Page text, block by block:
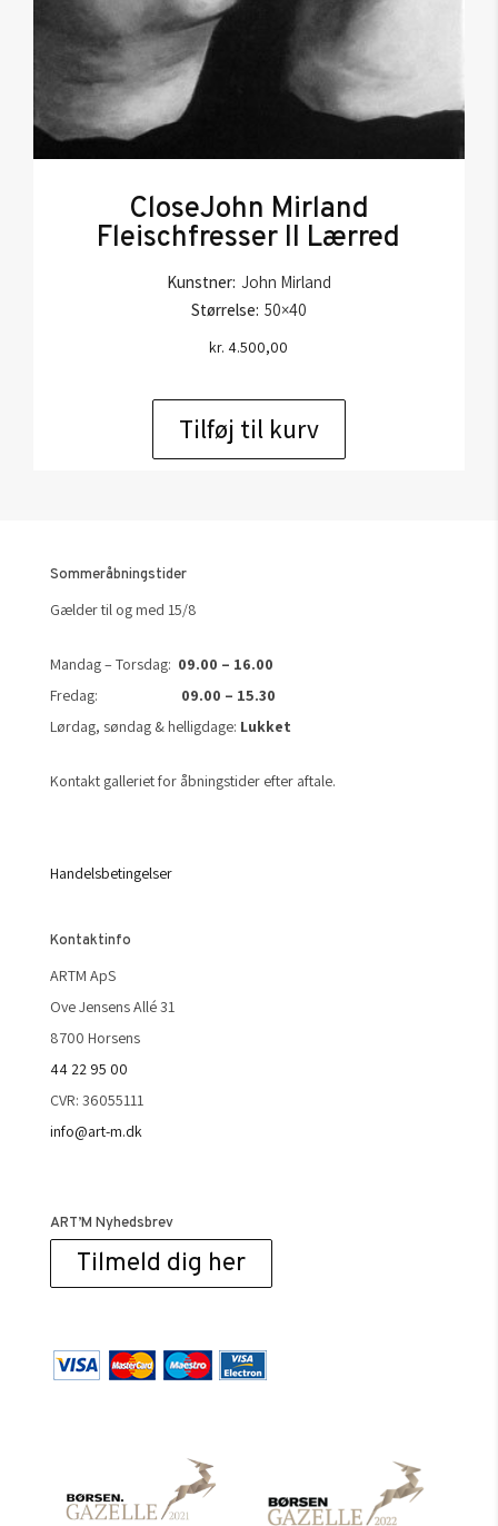
CloseJohn Mirland
Fleischfresser II Lærred
Kunstner: John Mirland
Størrelse: 50×40
kr. 4.500,00
Tilføj til kurv
Sommeråbningstider
Gælder til og med 15/8
Mandag – Torsdag: 09.00 – 16.00
Fredag: 09.00 – 15.30
Lørdag, søndag & helligdage: Lukket
Kontakt galleriet for åbningstider efter aftale.
Handelsbetingelser
Kontaktinfo
ARTM ApS
Ove Jensens Allé 31
8700 Horsens
44 22 95 00
CVR: 36055111
info@art-m.dk
ART’M Nyhedsbrev
Tilmeld dig her